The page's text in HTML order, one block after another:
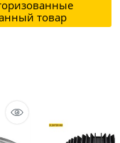
товар